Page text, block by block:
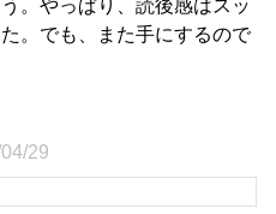
。やっぱり、読後感はスッ
。でも、また手にするので
29